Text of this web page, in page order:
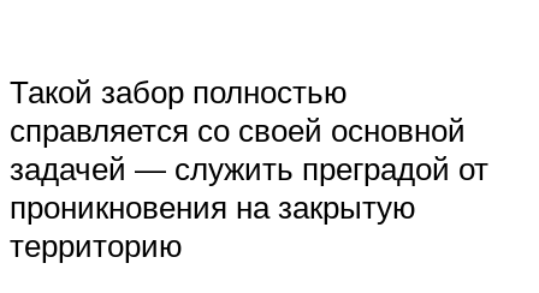
Такой забор полностью
справляется со своей основной
задачей — служить преградой от
проникновения на закрытую
территорию